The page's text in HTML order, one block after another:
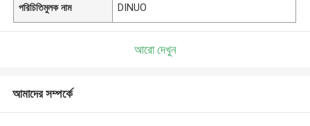
পরিচিতিমুলক নাম DINUO
আরো দেখুন
আমাদের সম্পর্কে